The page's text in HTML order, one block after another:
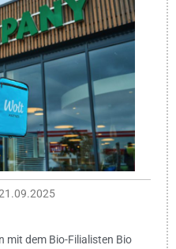
mit dem Bio-Filialisten Bio